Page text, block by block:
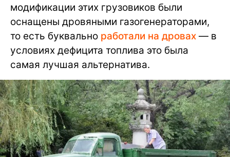
модификации этих грузовиков были
оснащены дровяными газогенераторами,
то есть буквально работали на дровах — в
условиях дефицита топлива это была
самая лучшая альтернатива.